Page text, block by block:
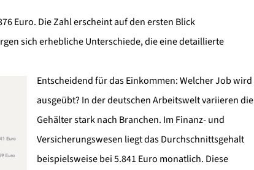
Euro. Die Zahl erscheint auf den ersten Blick
sich erhebliche Unterschiede, die eine detaillierte
Entscheidend für das Einkommen: Welcher Job wird
ausgeübt? In der deutschen Arbeitswelt variieren die
Gehälter stark nach Branchen. Im Finanz- und
Versicherungswesen liegt das Durchschnittsgehalt
beispielsweise bei 5.841 Euro monatlich. Diese